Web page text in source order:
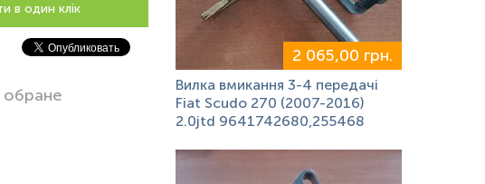
в один клік
2 065,00 грн.
Вилка вмикання 3-4 передачі
Fiat Scudo 270 (2007-2016)
2.0jtd 9641742680,255468